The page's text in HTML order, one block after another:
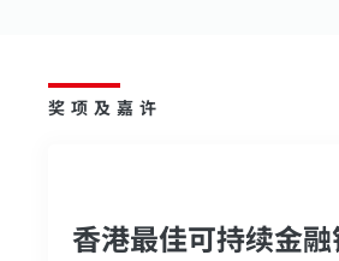
奖项及嘉许
香港最佳可持续金